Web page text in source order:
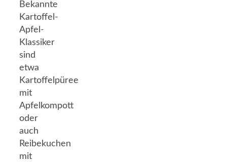
Bekannte
Kartoffel-
Apfel-
Klassiker
sind
etwa
Kartoffelpüree
mit
Apfelkompott
oder
auch
Reibekuchen
mit